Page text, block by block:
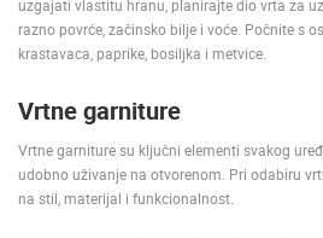
uzgajati vlastitu hranu, planirajte dio vrta za
razno povrće, začinsko bilje i voće. Počnite s
krastavaca, paprike, bosiljka i metvice.
Vrtne garniture
Vrtne garniture su ključni elementi svakog
udobno uživanje na otvorenom. Pri odabiru
na stil, materijal i funkcionalnost.